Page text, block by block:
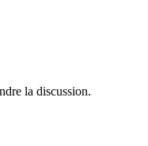
la discussion.